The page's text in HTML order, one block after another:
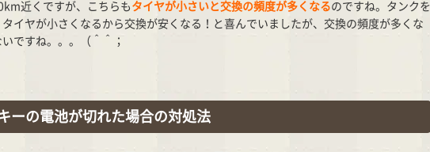
近くですが、こちらも タイヤが小さいと交換の頻度が多くなるのですね。タンクを
イヤが小さくなるから交換が安くなる！と喜んでいましたが、交換の頻度が多くな
ですね。。。（＾＾；
ーの電池が切れた場合の対処法